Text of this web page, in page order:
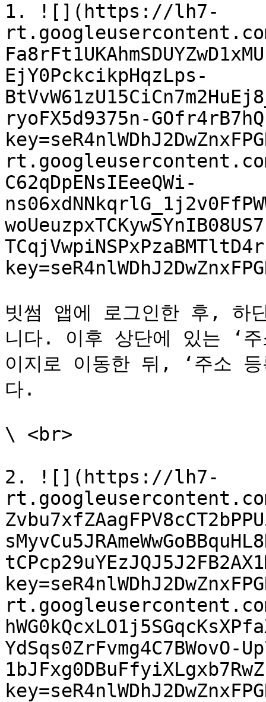
1. ![](https://lh7-
EjY0PckcikpHqzLps-
ryoFX5d9375n-
C62qDpENsIEeeQWi-
빗썸 앱에 로그인한 후, 하
니다. 이후 상단에 있는 ‘
이지로 이동한 뒤, ‘주소
다.
\ <br>
2. ![](https://lh7-
YdSqs0ZrFvmg4C7BWovO-